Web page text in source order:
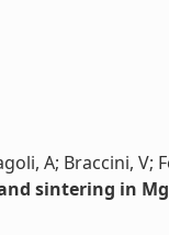
A; Braccini, V;
sintering in